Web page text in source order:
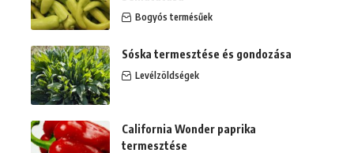
Bogyós termésűek
Sóska termesztése és gondozása
Levélzöldségek
California Wonder paprika
termesztése